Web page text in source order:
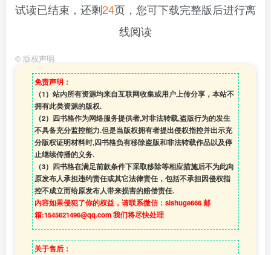
试读已结束，还剩24页，您可下载完整版后进行离
线阅读
© 版权声明
免责声明：
（1）站内所有资源均来自互联网收集或用户上传分享，本站不
拥有此类资源的版权.
（2）四书格作为网络服务提供者,对非法转载,盗版行为的发生
不具备充分监控能力.但是当版权拥有者提出侵权指控并出示充
分版权证明材料时,四书格负有移除盗版和非法转载作品以及停
止继续传播的义务.
（3）四书格在满足前款条件下采取移除等相应措施后不为此向
原发布人承担违约责任或其它法律责任，包括不承担因侵权指
控不成立而给原发布人带来损害的赔偿责任.
内容如果侵犯了你的权益，请联系微信：sishuge666 邮
箱:1545621496@qq.com 我们将尽快处理
关于售后：